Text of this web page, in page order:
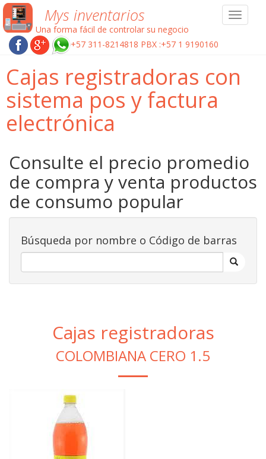
Toggle
Mys inventarios
Una forma fácil de controlar su negocio
+57 311-8214818 PBX :+57 1 9190160
Cajas registradoras con
sistema pos y factura
electrónica
Consulte el precio promedio
de compra y venta productos
de consumo popular
Búsqueda por nombre o Código de barras
Cajas registradoras
COLOMBIANA CERO 1.5